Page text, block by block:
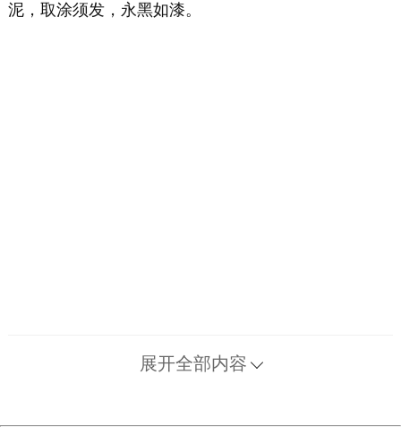
泥，取涂须发，永黑如漆。
展开全部内容